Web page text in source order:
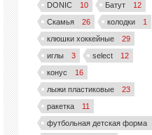
DONIC
10 Батут
12
Скамья
26 колодки
1
клюшки хоккейные
29
иглы
3 select
12
конус
16
лыжи пластиковые
23
ракетка
11
футбольная детская форма